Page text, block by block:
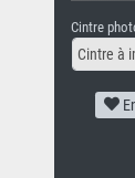
Cintre
Cintre à